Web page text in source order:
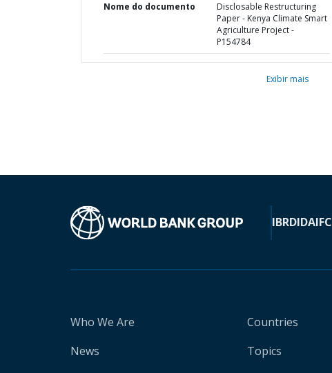
Nome do documento
Disclosable Restructuring
Paper - Kenya Climate Smart
Agriculture Project -
P154784
Exibir mais
IBRDIDAIFC
Who We Are
News
Countries
Topics